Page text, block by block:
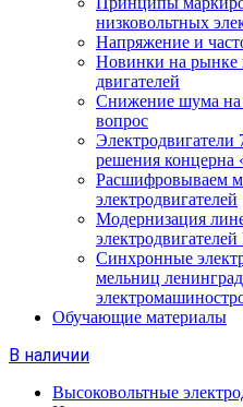
низковольтных
Напряжение и
Новинки на
двигателей
Снижение шума на
вопрос
Электродвигатели
решения концерна
Расшифровываем
электродвигателей
Модернизация
Синхронные
мельниц
Обучающие материалы
В наличии
Высоковольтные